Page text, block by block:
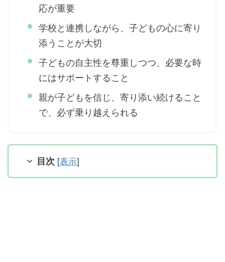
応が重要
学校と連携しながら、子どもの心に寄り
添うことが大切
子どもの自主性を尊重しつつ、必要な時
にはサポートすること
親が子どもを信じ、寄り添い続けること
で、必ず乗り越えられる
目次 [表示]